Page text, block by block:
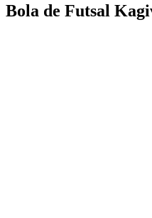
Bola de Futsal